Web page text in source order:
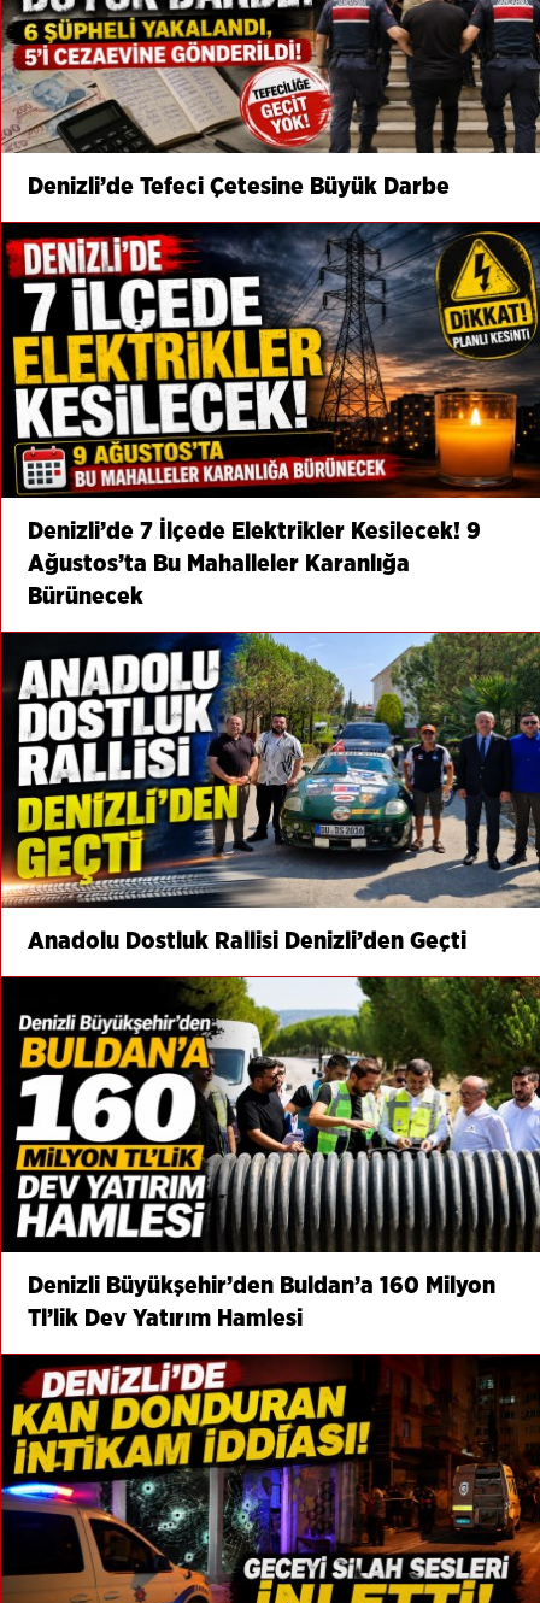
Denizli’de Tefeci Çetesine Büyük Darbe
Denizli’de 7 İlçede Elektrikler Kesilecek! 9
Ağustos’ta Bu Mahalleler Karanlığa
Bürünecek
Anadolu Dostluk Rallisi Denizli’den Geçti
Denizli Büyükşehir’den Buldan’a 160 Milyon
Tl’lik Dev Yatırım Hamlesi